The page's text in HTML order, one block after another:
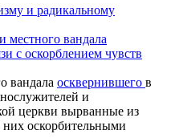
и радикальному
местного вандала
с оскорблением чувств
вандала осквернившего в
и
церкви вырванные из
оскорбительными